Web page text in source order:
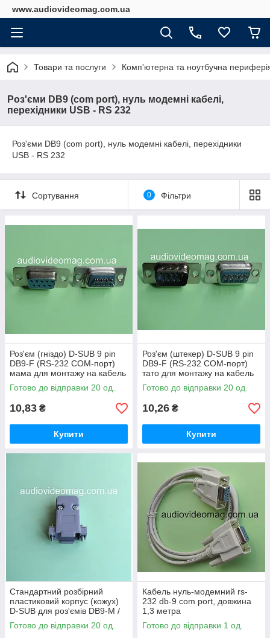
www.audiovideomag.com.ua
Товари та послуги Комп'ютерна та ноутбучна
Роз'єми DB9 (com port), нуль модемні кабелі,
перехідники USB - RS 232
Роз'єми DB9 (com port), нуль модемні кабелі, перехідники
USB - RS 232
Сортування 0 Фільтри
Роз'єм (гніздо) D-SUB 9 pin
DB9-F (RS-232 COM-порт)
мама для монтажу на кабель
під пайку
Готово до відправки 20 од.
10,83 ₴
Купити
Роз'єм (штекер) D-SUB 9 pin
DB9-F (RS-232 COM-порт)
тато для монтажу на кабель
під пайку
Готово до відправки 20 од.
10,26 ₴
Купити
Стандартний розбірний
пластиковий корпус (кожух)
D-SUB для роз'ємів DB9-M /
DB9-F (RS-232 / COM-порт)
Готово до відправки 20 од.
Кабель нуль-модемний rs-
232 db-9 com port, довжина
1,3 метра
Готово до відправки 1 од.